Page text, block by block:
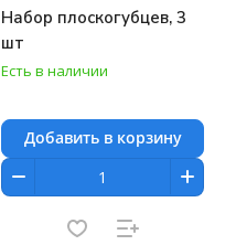
Набор плоскогубцев, 3
шт
Есть в наличии
Добавить в корзину